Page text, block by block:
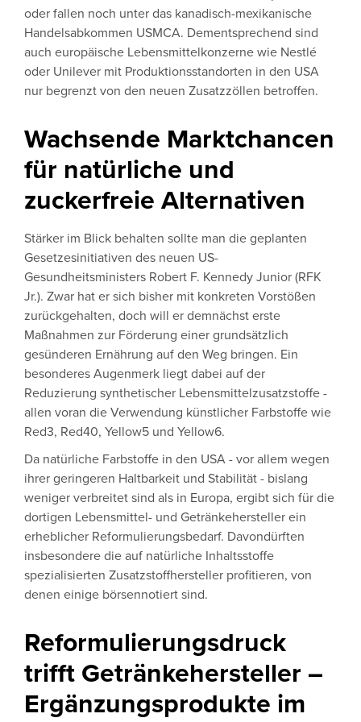
oder fallen noch unter das kanadisch-mexikanische
Handelsabkommen USMCA. Dementsprechend sind
auch europäische Lebensmittelkonzerne wie Nestlé
oder Unilever mit Produktionsstandorten in den USA
nur begrenzt von den neuen Zusatzzöllen betroffen.
Wachsende Marktchancen
für natürliche und
zuckerfreie Alternativen
Stärker im Blick behalten sollte man die geplanten
Gesetzesinitiativen des neuen US-
Gesundheitsministers Robert F. Kennedy Junior (RFK
Jr.). Zwar hat er sich bisher mit konkreten Vorstößen
zurückgehalten, doch will er demnächst erste
Maßnahmen zur Förderung einer grundsätzlich
gesünderen Ernährung auf den Weg bringen. Ein
besonderes Augenmerk liegt dabei auf der
Reduzierung synthetischer Lebensmittelzusatzstoffe -
allen voran die Verwendung künstlicher Farbstoffe wie
Red3, Red40, Yellow5 und Yellow6.
Da natürliche Farbstoffe in den USA - vor allem wegen
ihrer geringeren Haltbarkeit und Stabilität - bislang
weniger verbreitet sind als in Europa, ergibt sich für die
dortigen Lebensmittel- und Getränkehersteller ein
erheblicher Reformulierungsbedarf. Davondürften
insbesondere die auf natürliche Inhaltsstoffe
spezialisierten Zusatzstoffhersteller profitieren, von
denen einige börsennotiert sind.
Reformulierungsdruck
trifft Getränkehersteller –
Ergänzungsprodukte im